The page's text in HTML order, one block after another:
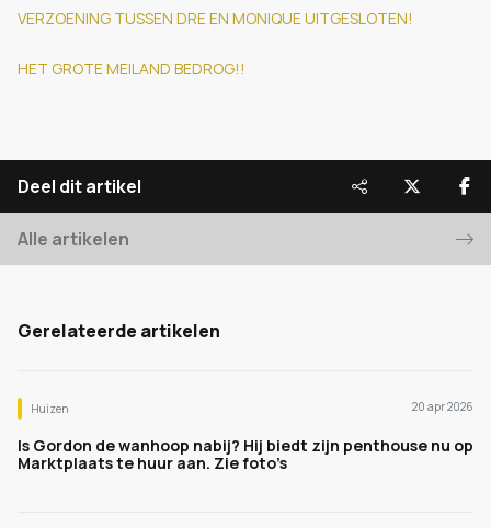
VERZOENING TUSSEN DRE EN MONIQUE UITGESLOTEN!
HET GROTE MEILAND BEDROG!!
Deel dit artikel
Alle artikelen
Gerelateerde artikelen
Huizen 20 apr 2026
Is Gordon de wanhoop nabij? Hij biedt zijn penthouse nu op
Marktplaats te huur aan. Zie foto’s